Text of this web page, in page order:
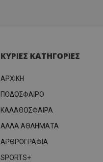
ΚΥΡΙΕΣ ΚΑΤΗΓΟΡΙΕΣ
ΑΡΧΙΚΗ
ΠΟΔΟΣΦΑΙΡΟ
ΚΑΛΑΘΟΣΦΑΙΡΑ
ΑΛΛΑ ΑΘΛΗΜΑΤΑ
ΑΡΘΡΟΓΡΑΦΙΑ
SPORTS+